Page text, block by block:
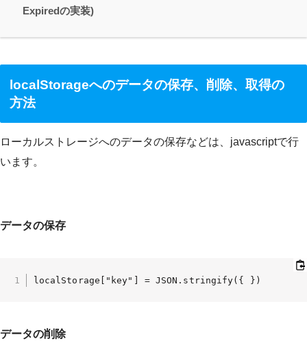
Expiredの実装)
localStorageへのデータの保存、削除、取得の
方法
ローカルストレージへのデータの保存などは、javascriptで行
います。
データの保存
localStorage["key"] = JSON.stringify({ })
データの削除